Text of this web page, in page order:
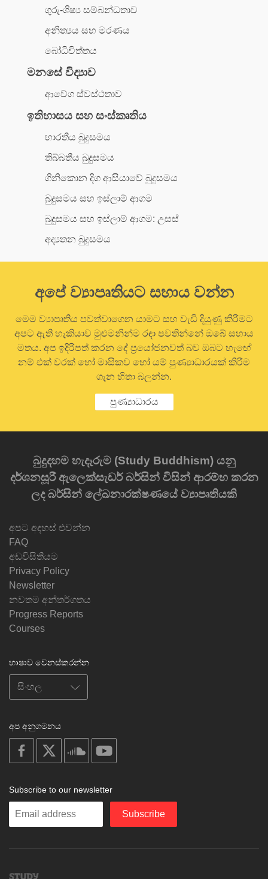
ගුරු-ශිෂ්‍ය සම්බන්ධතාව
අනිත්‍යය සහ මරණය
බෝධිචිත්තය
මනසේ විද්‍යාව
ආවේග ස්වස්ථතාව
ඉතිහාසය සහ සංස්කෘතිය
භාරතීය බුදුසමය
තිබ්බතීය බුදුසමය
ගිනිකොන දිග ආසියාවේ බුදුසමය
බුදුසමය සහ ඉස්ලාම් ආගම
බුදුසමය සහ ඉස්ලාම් ආගම: උසස්
අද්‍යතන බුදුසමය
අපේ ව්‍යාපෘතියට සහාය වන්න
මෙම ව්‍යාපෘතිය පවත්වාගෙන යාමට සහ වැඩි දියුණු කිරීමට
අපට ඇති හැකියාව මුළුමනින්ම රඳා පවතින්නේ ඔබේ සහාය
මතය. අප ඉදිරිපත් කරන දේ ප්‍රයෝජනවත් බව ඔබට හැඟේ
නම් එක් වරක් හෝ මාසිකව හෝ යම් පුණ්‍යාධාරයක් කිරීම
ගැන හිතා බලන්න.
පුණ්‍යාධාරය
බුදුදහම හැදෑරුම (Study Buddhism) යනු
දර්ශනසූරී ඇලෙක්සැඩර් බර්සින් විසින් ආරම්භ කරන
ලද බර්සින් ලේඛනාරක්ෂණයේ ව්‍යාපෘතියකි
අපට අදහස් එවන්න
FAQ
අඩවිසිතියම
Privacy Policy
Newsletter
නවතම අන්තර්ගතය
Progress Reports
Courses
භාෂාව වෙනස්කරන්න
අප අනුගමනය
on
facebook
soundcloud
Subscribe to our newsletter
Enter
Subscribe
Study